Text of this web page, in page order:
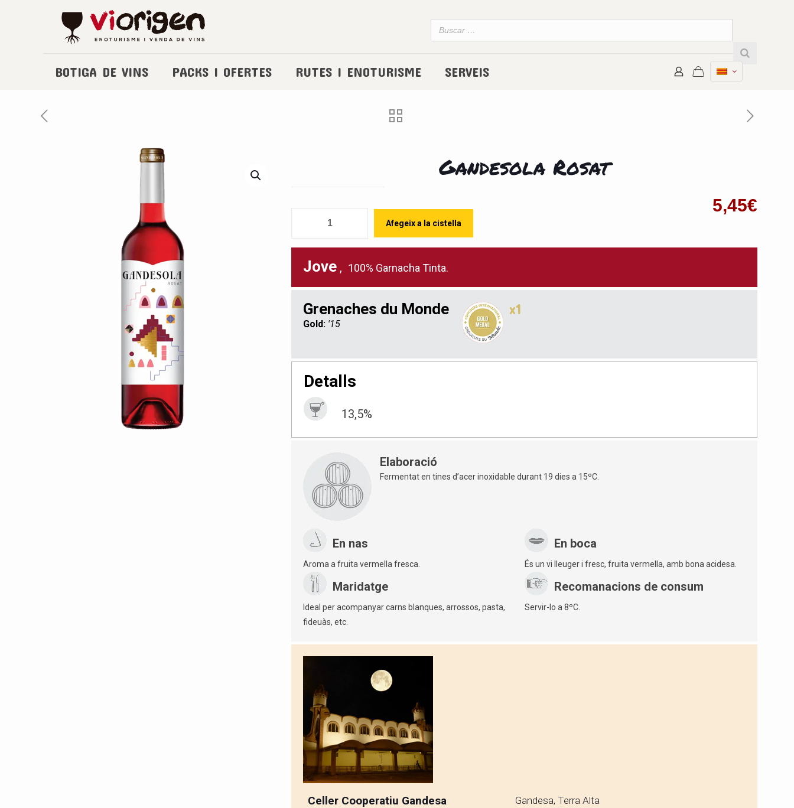
BOTIGA DE VINS PACKS I OFERTES RUTES I ENOTURISME SERVEIS
Gandesola Rosat
5,45€
Afegeix a la cistella
Jove , 100% Garnacha Tinta.
Grenaches du Monde
Gold: '15
x1
Detalls
13,5%
Elaboració
Fermentat en tines d’acer inoxidable durant 19 dies a 15ºC.
En nas
Aroma a fruita vermella fresca.
En boca
És un vi lleuger i fresc, fruita vermella, amb bona acidesa.
Maridatge
Ideal per acompanyar carns blanques, arrossos, pasta,
fideuàs, etc.
Recomanacions de consum
Servir-lo a 8ºC.
Celler Cooperatiu Gandesa Gandesa, Terra Alta